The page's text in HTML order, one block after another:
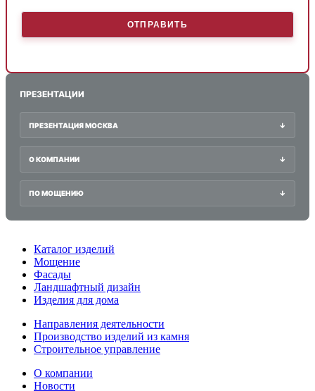
ПРЕЗЕНТАЦИИ
ПРЕЗЕНТАЦИЯ МОСКВА ↓
О КОМПАНИИ ↓
ПО МОЩЕНИЮ ↓
Каталог изделий
Мощение
Фасады
Ландшафтный дизайн
Изделия для дома
Направления деятельности
Производство изделий из камня
Строительное управление
О компании
Новости